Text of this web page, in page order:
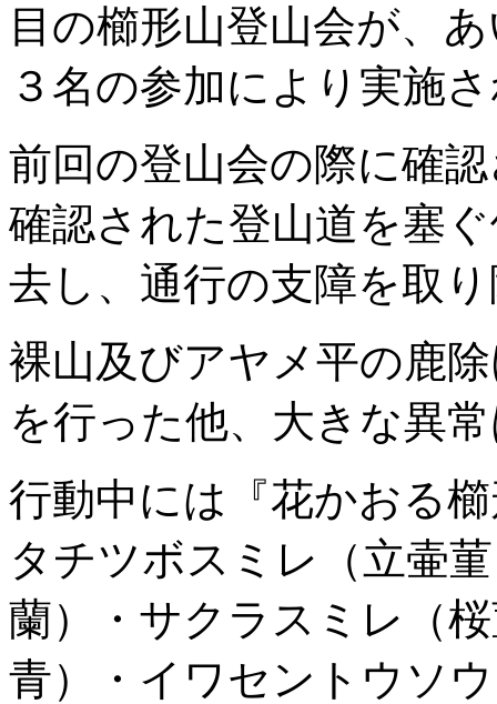
目の櫛形山登山会が、
３名の参加により実施
前回の登山会の際に確
確認された登山道を塞
去し、通行の支障を取
裸山及びアヤメ平の鹿
を行った他、大きな異
行動中には『花かおる
タチツボスミレ（立壷
蘭）・サクラスミレ（
青）・イワセントウソ